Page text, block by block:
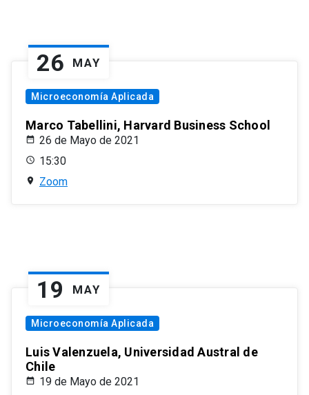
26 MAY
Microeconomía Aplicada
Marco Tabellini, Harvard Business School
26 de Mayo de 2021
15:30
Zoom
19 MAY
Microeconomía Aplicada
Luis Valenzuela, Universidad Austral de
Chile
19 de Mayo de 2021